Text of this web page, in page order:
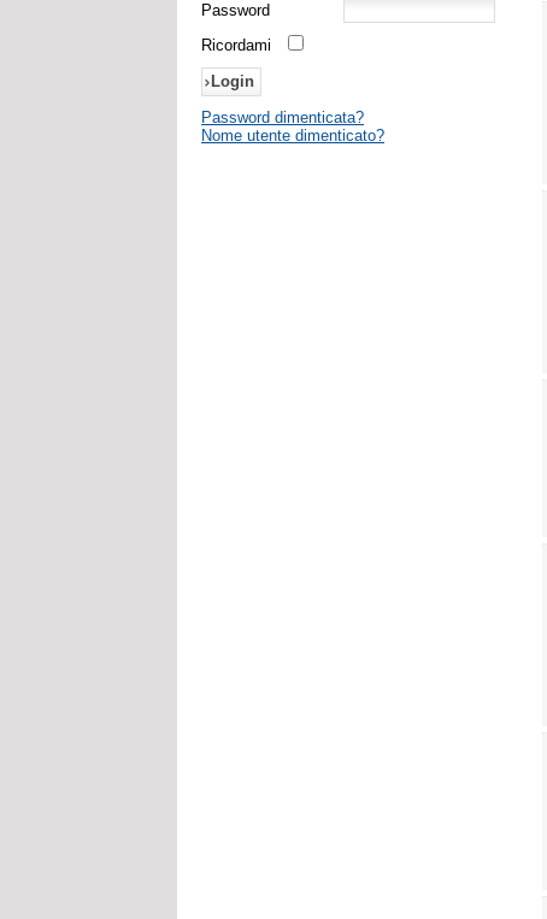
Password
Ricordami
Password dimenticata?
Nome utente dimenticato?